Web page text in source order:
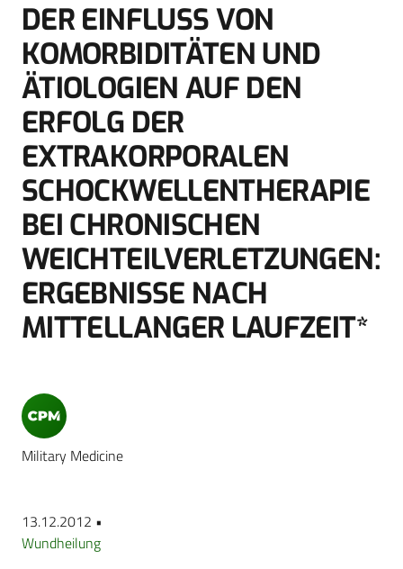
DER EINFLUSS VON
KOMORBIDITÄTEN UND
ÄTIOLOGIEN AUF DEN
ERFOLG DER
EXTRAKORPORALEN
SCHOCKWELLENTHERAPIE
BEI CHRONISCHEN
WEICHTEILVERLETZUNGEN:
ERGEBNISSE NACH
MITTELLANGER LAUFZEIT*
Military Medicine
13.12.2012 •
Wundheilung